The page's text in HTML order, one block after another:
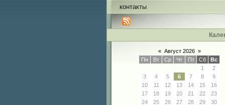
контакты
« Август 2026 »
Пн
Вт Ср Чт Пт Сб
Вс
1
2
3
4 5 6 7 8
9
10
11 12 13 14 15
16
17
18 19 20 21 22
23
24
25 26 27 28 29 30